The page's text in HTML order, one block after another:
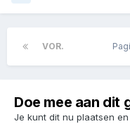
VOR.
Doe mee aan dit
Je kunt dit nu plaatsen